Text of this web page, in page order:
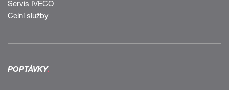
Servis IVECO
Celní služby
POPTÁVKY.